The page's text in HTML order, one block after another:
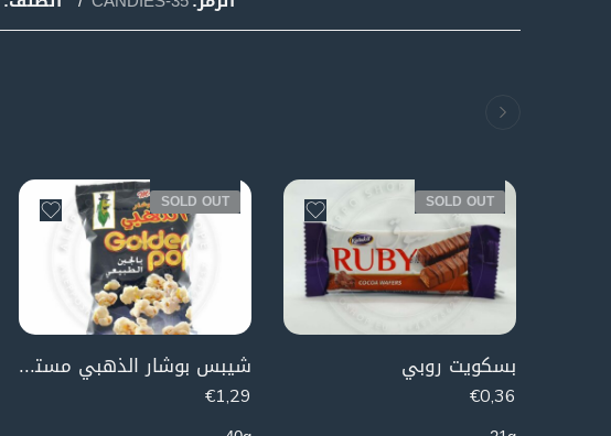
SOLD OUT
بسكويت روبي
€0,36
SOLD OUT
شيبس بوشار الذهبي مستر كورن (جبن طبيعي)
€1,29